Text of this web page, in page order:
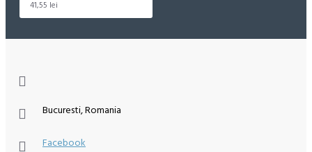
41,55 lei
Bucuresti, Romania
Facebook